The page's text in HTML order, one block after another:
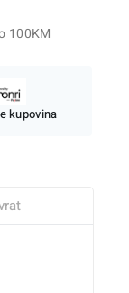
100KM
kupovina